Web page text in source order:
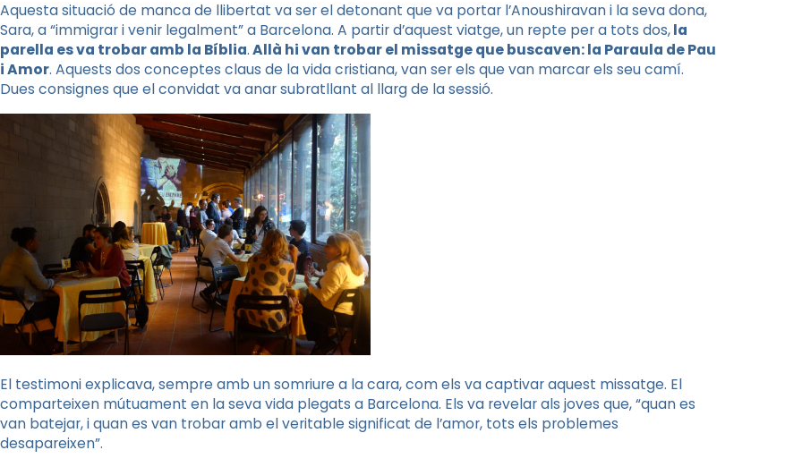
Aquesta situació de manca de llibertat va ser el detonant que va portar l’Anoushiravan i la seva dona,
Sara, a “immigrar i venir legalment” a Barcelona. A partir d’aquest viatge, un repte per a tots dos,la
parella es va trobar amb la Bíblia.Allà hi van trobar el missatge que buscaven: la Paraula de Pau
i Amor. Aquests dos conceptes claus de la vida cristiana, van ser els que van marcar els seu camí.
Dues consignes que el convidat va anar subratllant al llarg de la sessió.
El testimoni explicava, sempre amb un somriure a la cara, com els va captivar aquest missatge. El
comparteixen mútuament en la seva vida plegats a Barcelona. Els va revelar als joves que, “quan es
van batejar, i quan es van trobar amb el veritable significat de l’amor, tots els problemes
desapareixen”.